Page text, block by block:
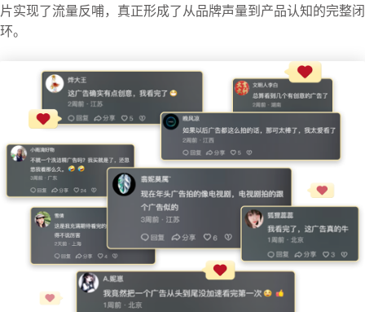
片实现了流量反哺，真正形成了从品牌声量到产品认知的完整闭
环。